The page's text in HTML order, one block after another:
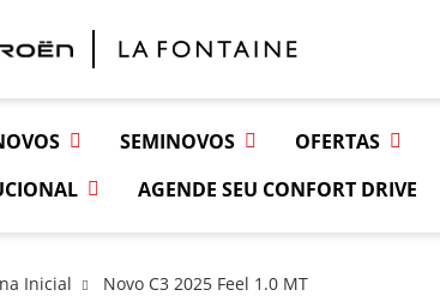
SEMINOVOS OFERTAS
AGENDE SEU CONFORT DRIVE
Inicial Novo C3 2025 Feel 1.0 MT